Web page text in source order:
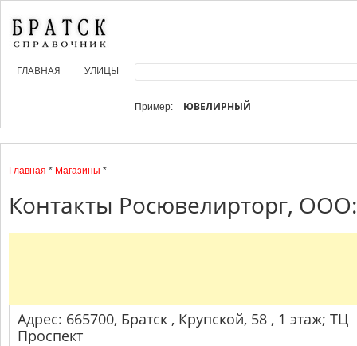
ГЛАВНАЯ УЛИЦЫ
Пример: ЮВЕЛИРНЫЙ
Главная * Магазины *
Контакты Росювелирторг,
Адрес: 665700, Братск , Крупской, 58 , 1 этаж; ТЦ
Проспект